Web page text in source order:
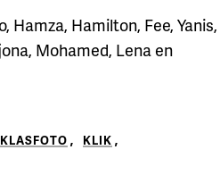
Hamza, Hamilton, Fee, Yanis,
Mohamed, Lena en
, KLIK ,